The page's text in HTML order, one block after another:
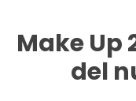
Make Up
del